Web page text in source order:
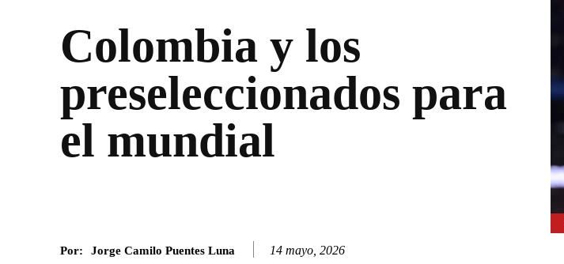
Colombia y los
preseleccionados para
el mundial
Por: Jorge Camilo Puentes Luna 14 mayo, 2026